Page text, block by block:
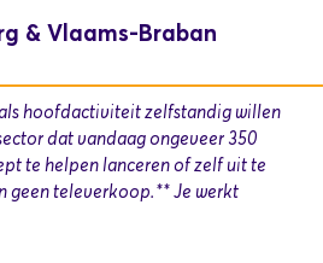
& Vlaams-Braban
hoofdactiviteit zelfstandig willen
dat vandaag ongeveer 350
te helpen lanceren of zelf uit te
geen televerkoop.** Je werkt